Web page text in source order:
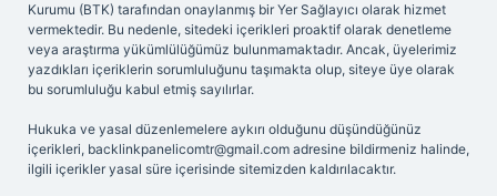
Kurumu (BTK) tarafından onaylanmış bir Yer Sağlayıcı olarak hizmet
vermektedir. Bu nedenle, sitedeki içerikleri proaktif olarak denetleme
veya araştırma yükümlülüğümüz bulunmamaktadır. Ancak, üyelerimiz
yazdıkları içeriklerin sorumluluğunu taşımakta olup, siteye üye olarak
bu sorumluluğu kabul etmiş sayılırlar.
Hukuka ve yasal düzenlemelere aykırı olduğunu düşündüğünüz
içerikleri, backlinkpanelicomtr@gmail.com adresine bildirmeniz halinde,
ilgili içerikler yasal süre içerisinde sitemizden kaldırılacaktır.